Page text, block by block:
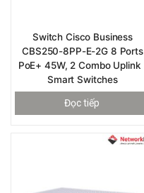
Switch Cisco Business
CBS250-8PP-E-2G 8 Ports
PoE+ 45W, 2 Combo Uplink |
Smart Switches
Đọc tiếp